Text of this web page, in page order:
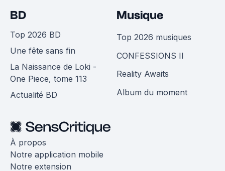
BD
Top 2026 BD
Une fête sans fin
La Naissance de Loki -
One Piece, tome 113
Actualité BD
Musique
Top 2026 musiques
CONFESSIONS II
Reality Awaits
Album du moment
À propos
Notre application mobile
Notre extension